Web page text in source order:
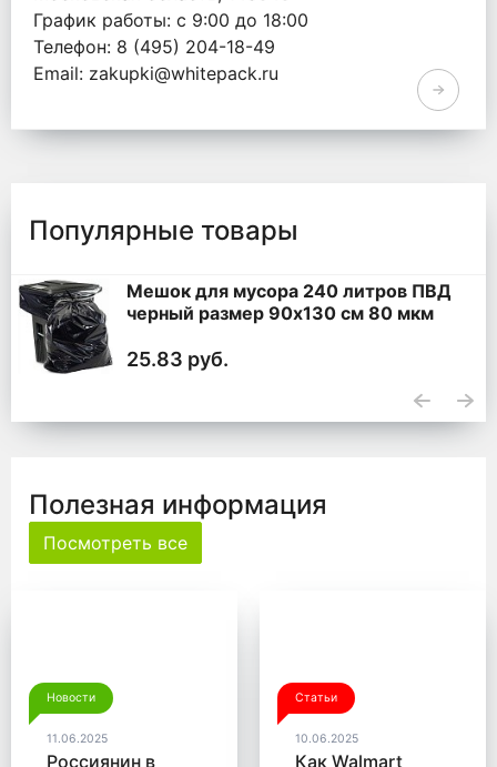
График работы: с 9:00 до 18:00
Телефон: 8 (495) 204-18-49
Email: zakupki@whitepack.ru
Популярные товары
Мешок для мусора 240 литров ПВД
черный размер 90x130 см 80 мкм
25.83 руб.
Полезная информация
Посмотреть все
Новости
11.06.2025
Россиянин в
Статьи
10.06.2025
Как Walmart